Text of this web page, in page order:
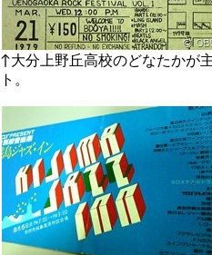
↑大分上野丘高校のどなたかが
ト。